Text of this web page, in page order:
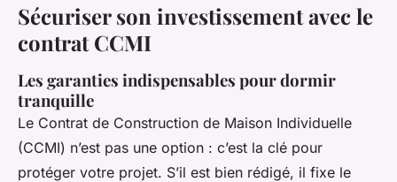
Sécuriser son investissement avec le
contrat CCMI
Les garanties indispensables pour dormir
tranquille
Le Contrat de Construction de Maison Individuelle
(CCMI) n’est pas une option : c’est la clé pour
protéger votre projet. S’il est bien rédigé, il fixe le